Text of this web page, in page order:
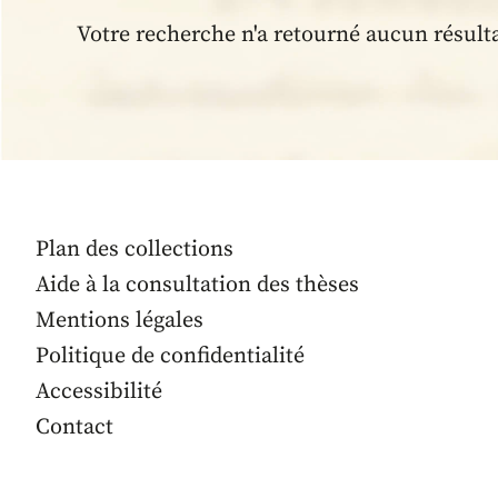
Votre recherche n'a retourné aucun
Plan des collections
Aide à la consultation des thèses
Mentions légales
Politique de confidentialité
Accessibilité
Contact